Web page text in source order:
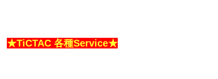
★TiCTAC 各種Service★